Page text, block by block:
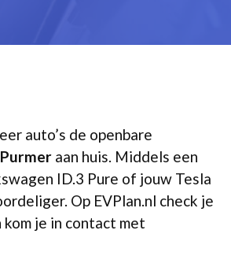
auto’s de openbare
aan huis. Middels een
ID.3 Pure of jouw Tesla
Op EVPlan.nl check je
je in contact met